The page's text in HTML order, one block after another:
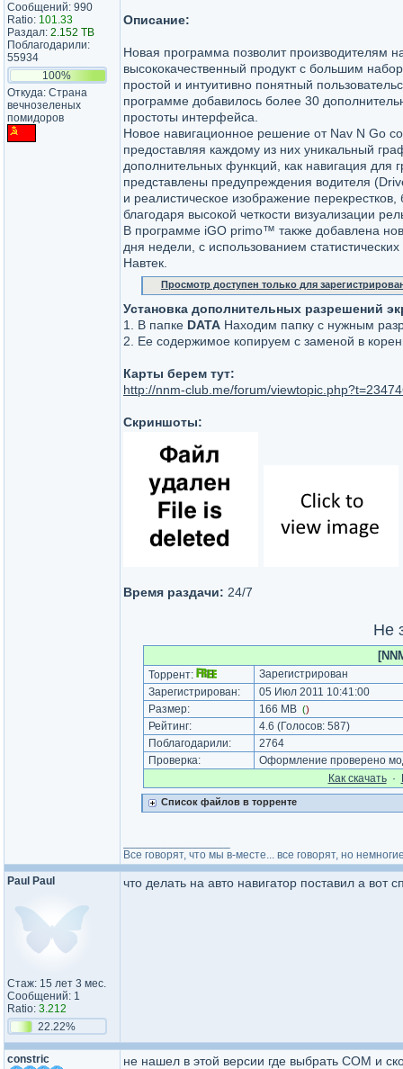
Сообщений: 990
Ratio: 101.33
Раздал: 2.152 TB
Поблагодарили:
55934
100%
Откуда: Страна
вечнозеленых
помидоров
Описание:
Новая программа позволит производителям
высококачественный продукт с большим
простой и интуитивно понятный
программе добавилось более 30
простоты интерфейса.
Новое навигационное решение от Nav N Go
предоставляя каждому из них уникальный
дополнительных функций, как навигация
представлены предупреждения водителя
и реалистическое изображение
благодаря высокой четкости визуализации
В программе iGO primo™ также добавлена
дня недели, с использованием
Навтек.
Просмотр доступен только для
Установка дополнительных разрешений
1. В папке DATA Находим папку с нужным
2. Ее содержимое копируем с заменой в
Карты берем тут:
http://nnm-club.me/forum/
Скриншоты:
Время раздачи: 24/7
Не
Торрент:
Зарегистрирован
Зарегистрирован:
05 Июл 2011 10:41:00
Размер:
166 MB ()
Рейтинг: 4.6 (Голосов: 587)
Поблагодарили:
2764
Проверка:
Оформление проверено
Как cкачать·
Список файлов в торренте
Все говорят, что мы в-месте... все говорят, но
Paul Paul
Стаж: 15 лет 3 мес.
Сообщений: 1
Ratio: 3.212
22.22%
что делать на авто навигатор поставил а вот
constric
не нашел в этой версии где выбрать COM и